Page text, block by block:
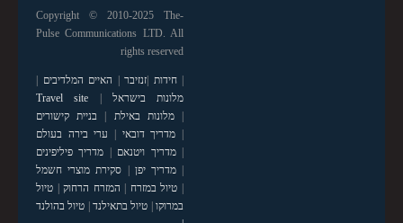
Copyright © 2010-2025 The-
Pulse Communications LTD. All
rights reserved
|חידות |זנזיבר | האיים המלדיבים |
מלונות בישראל |
Travel site
|מלונות באילת | בניית קישורים
| מדריך דובאי | ערי בירה בעולם
|מדריך ויטנאם | מדריך פיליפינים
|מדריך יפן | סקירת מוצרי חשמל
| טיול במזרח | המזרח הרחוק| טיול
במרוקו| טיול בתאילנד| טיול בהולנד